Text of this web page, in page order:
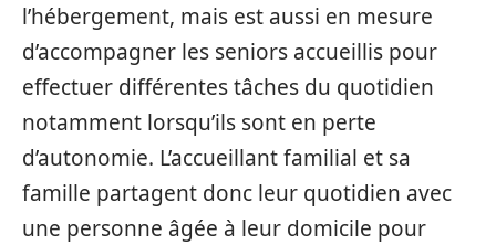
l’hébergement, mais est aussi en mesure
d’accompagner les seniors accueillis pour
effectuer différentes tâches du quotidien
notamment lorsqu’ils sont en perte
d’autonomie. L’accueillant familial et sa
famille partagent donc leur quotidien avec
une personne âgée à leur domicile pour